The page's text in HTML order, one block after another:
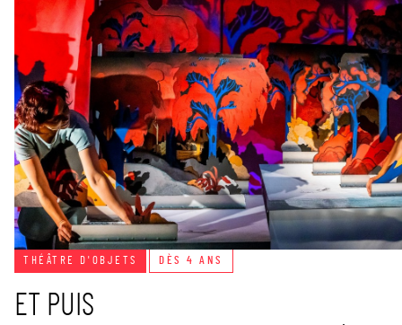
THÉÂTRE D'OBJETS DÈS 4 ANS
ET PUIS